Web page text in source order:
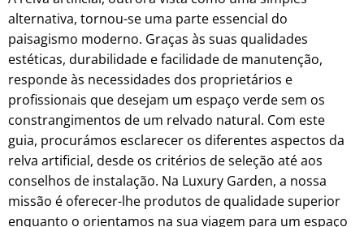
alternativa, tornou-se uma parte essencial do
paisagismo moderno. Graças às suas qualidades
estéticas, durabilidade e facilidade de manutenção,
responde às necessidades dos proprietários e
profissionais que desejam um espaço verde sem os
constrangimentos de um relvado natural. Com este
guia, procurámos esclarecer os diferentes aspectos da
relva artificial, desde os critérios de seleção até aos
conselhos de instalação. Na Luxury Garden, a nossa
missão é oferecer-lhe produtos de qualidade superior
enquanto o orientamos na sua viagem para um espaço